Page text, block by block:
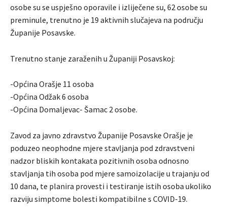
osobe su se uspješno oporavile i izliječene su, 62 osobe su
preminule, trenutno je 19 aktivnih slučajeva na području
Županije Posavske.
Trenutno stanje zaraženih u Županiji Posavskoj:
-Općina Orašje 11 osoba
-Općina Odžak 6 osoba
-Općina Domaljevac- Šamac 2 osobe.
Zavod za javno zdravstvo Županije Posavske Orašje je
poduzeo neophodne mjere stavljanja pod zdravstveni
nadzor bliskih kontakata pozitivnih osoba odnosno
stavljanja tih osoba pod mjere samoizolacije u trajanju od
10 dana, te planira provesti i testiranje istih osoba ukoliko
razviju simptome bolesti kompatibilne s COVID-19.